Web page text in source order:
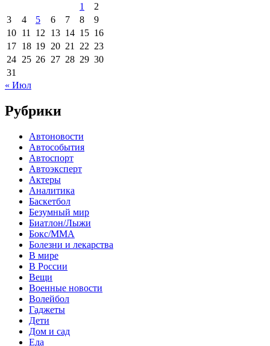
1
2
3
4 5 6 7 8
9
10 11 12 13 14 15 16
17 18 19 20 21 22 23
24 25 26 27 28 29 30
31
« Июл
Рубрики
Автоновости
Автособытия
Автоспорт
Автоэксперт
Актеры
Аналитика
Баскетбол
Безумный мир
Биатлон/Лыжи
Бокс/MMA
Болезни и лекарства
В мире
В России
Вещи
Военные новости
Волейбол
Гаджеты
Дети
Дом и сад
Еда